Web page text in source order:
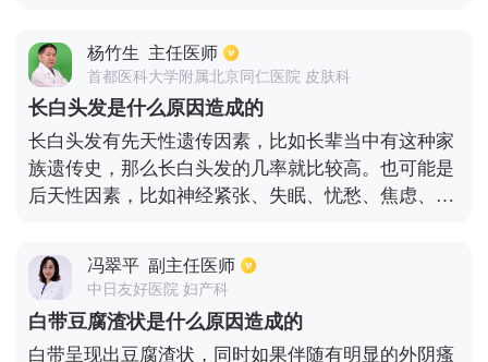
原因一般有长时间使用高油脂，高糖，高淀粉的食
物，这些食物会导致甘油三酯升高，从而导致血液内
只血脂的浓度升高。这个时候人的身体会出现免疫力
降低，内分泌疾病以及排泄率降低的症状。
杨竹生 主任医师
首都医科大学附属北京同仁医院 皮肤科
长白头发是什么原因造成的
长白头发有先天性遗传因素，比如长辈当中有这种家
族遗传史，那么长白头发的几率就比较高。也可能是
后天性因素，比如神经紧张、失眠、忧愁、焦虑、情
发。对于一些饮食习惯不好的人群，会造成毛囊黑色
素细胞合成障碍，从而出现白头发。
冯翠平 副主任医师
中日友好医院 妇产科
白带豆腐渣状是什么原因造成的
白带呈现出豆腐渣状，同时如果伴随有明显的外阴瘙